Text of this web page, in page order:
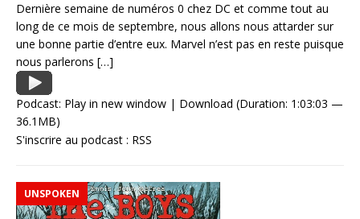
Dernière semaine de numéros 0 chez DC et comme tout au
long de ce mois de septembre, nous allons nous attarder sur
une bonne partie d’entre eux. Marvel n’est pas en reste puisque
nous parlerons […]
Podcast: Play in new window | Download (Duration: 1:03:03 —
36.1MB)
S'inscrire au podcast : RSS
UNSPOKEN